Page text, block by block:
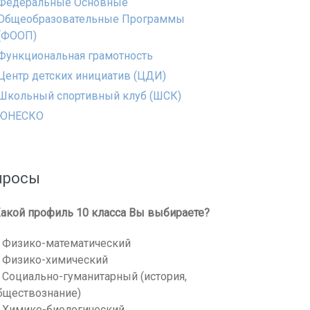
Программы
грамотность
детских инициатив (ЦДИ)
спортивный клуб (ШСК)
профиль 10 класса Вы выбираете?
Физико-математический
Физико-химический
Социально-гуманитарный (история,